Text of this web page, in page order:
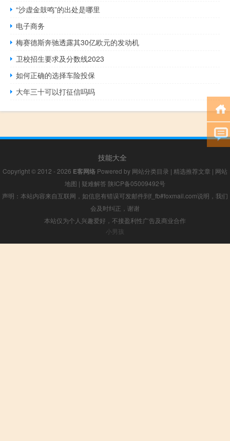
“沙虚金鼓鸣”的出处是哪里
电子商务
梅赛德斯奔驰透露其30亿欧元的发动机
卫校招生要求及分数线2023
如何正确的选择车险投保
大年三十可以打征信吗吗
技能大全
Copyright © 2012 - 2026 E客网络 Powered by 网站分类目录 | 精选推荐文章 | 网站
地图 | 疑难解答 陕ICP备05009492号
声明：本站内容来自互联网，如信息有错误可发邮件到f_fb#foxmail.com说明，我们
会及时纠正，谢谢
本站仅为个人兴趣爱好，不接盈利性广告及商业合作
小男孩